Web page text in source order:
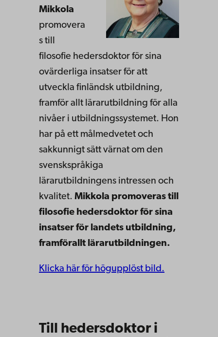
Mikkola
promovera
s till
filosofie hedersdoktor för sina
ovärderliga insatser för att
utveckla finländsk utbildning,
framför allt lärarutbildning för alla
nivåer i utbildningssystemet. Hon
har på ett målmedvetet och
sakkunnigt sätt värnat om den
svenskspråkiga
lärarutbildningens intressen och
kvalitet. Mikkola promoveras till
filosofie hedersdoktor för sina
insatser för landets utbildning,
framförallt lärarutbildningen.
Klicka här för högupplöst bild.
Till hedersdoktor i